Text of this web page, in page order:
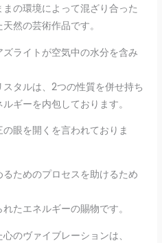
の環境によって混ざり合った
然の芸術作品です。
ライトが空気中の水分を含み
タルは、2つの性質を併せ持ち
ギーを内包しております。
眼を開くを言われておりま
ためのプロセスを助けるため
たエネルギーの賜物です。
のヴァイブレーションは、